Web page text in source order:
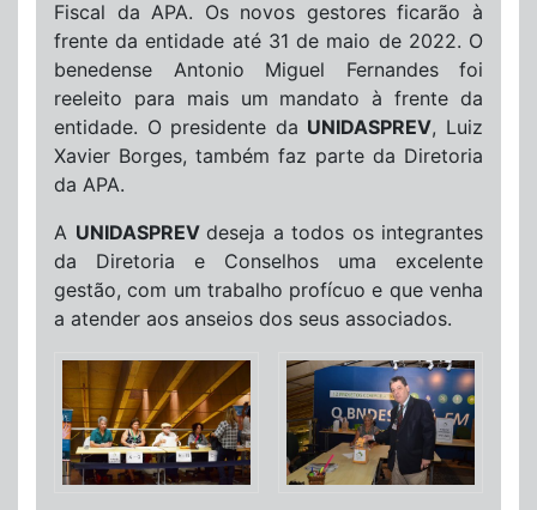
Fiscal da APA. Os novos gestores ficarão à
frente da entidade até 31 de maio de 2022. O
benedense Antonio Miguel Fernandes foi
reeleito para mais um mandato à frente da
entidade. O presidente da UNIDASPREV, Luiz
Xavier Borges, também faz parte da Diretoria
da APA.
A UNIDASPREV deseja a todos os integrantes
da Diretoria e Conselhos uma excelente
gestão, com um trabalho profícuo e que venha
a atender aos anseios dos seus associados.